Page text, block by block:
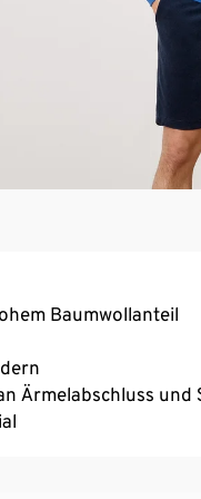
Baumwollanteil
Ärmelabschluss und